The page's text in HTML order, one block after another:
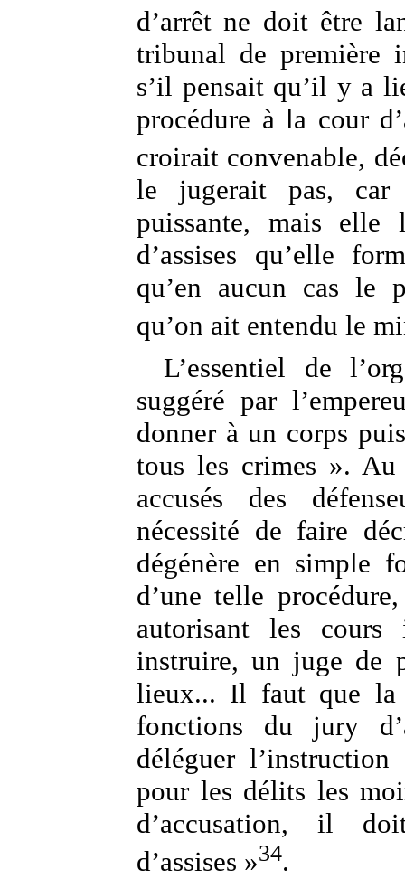
d’arrêt ne doit être
tribunal de première
s’il pensait qu’il y a
procédure à la cour
croirait convenable,
le jugerait pas, car
puissante, mais
d’assises qu’elle
qu’en aucun cas le
qu’on ait entendu le
L’essentiel de
suggéré par
donner à un corps
tous les crimes ».
accusés des
nécessité de faire
dégénère en simple
d’une telle
autorisant les cours
instruire, un juge de
lieux... Il faut que la
fonctions du jury
déléguer
pour les délits les
d’accusation, il
d’assises »34.